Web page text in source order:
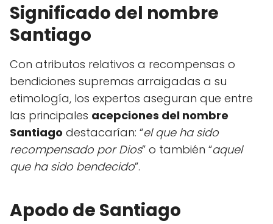
Significado del nombre
Santiago
Con atributos relativos a recompensas o
bendiciones supremas arraigadas a su
etimología, los expertos aseguran que entre
las principales acepciones del nombre
Santiago destacarían: “el que ha sido
recompensado por Dios” o también “aquel
que ha sido bendecido”.
Apodo de Santiago